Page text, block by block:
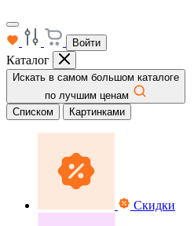
Войти
Каталог
Искать в самом большом каталоге
по лучшим ценам
Списком
Картинками
Скидки